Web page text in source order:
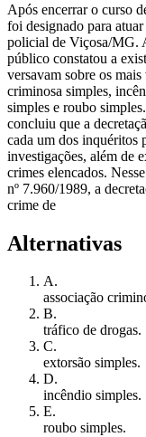
Após encerrar o curso
foi designado para
policial de Viçosa/MG.
público constatou a
versavam sobre os
criminosa simples,
simples e roubo
concluiu que a
cada um dos inquéritos
investigações, além de
crimes elencados.
nº 7.960/1989, a
crime de
Alternativas
A.
associação
B.
tráfico de drogas.
C.
extorsão simples.
D.
incêndio simples.
E.
roubo simples.